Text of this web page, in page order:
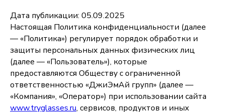
Дата публикации: 05.09.2025
Настоящая Политика конфиденциальности (далее
— «Политика») регулирует порядок обработки и
защиты персональных данных физических лиц
(далее — «Пользователь»), которые
предоставляются Обществу с ограниченной
ответственностью «ДжиЭмАй групп» (далее —
«Компания», «Оператор») при использовании сайта
www.tryglasses.ru, сервисов, продуктов и иных